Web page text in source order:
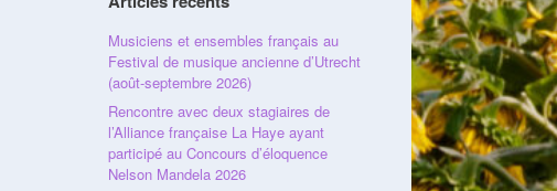
Musiciens et ensembles français au
Festival de musique ancienne d’Utrecht
(août-septembre 2026)
Rencontre avec deux stagiaires de
l’Alliance française La Haye ayant
participé au Concours d’éloquence
Nelson Mandela 2026